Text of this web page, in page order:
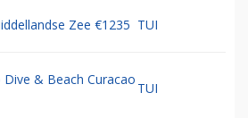
Zee €1235 TUI
Dive & Beach Curacao
TUI